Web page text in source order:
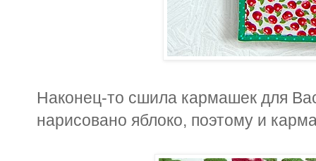
Наконец-то сшила кармашек для
нарисовано яблоко, поэтому и